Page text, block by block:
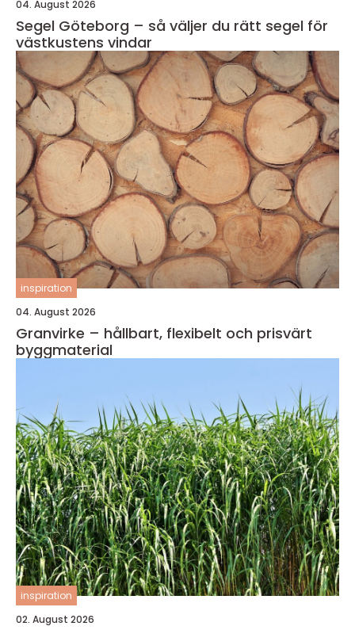
04. August 2026
Segel Göteborg – så väljer du rätt segel för
västkustens vindar
inspiration
04. August 2026
Granvirke – hållbart, flexibelt och prisvärt
byggmaterial
inspiration
02. August 2026